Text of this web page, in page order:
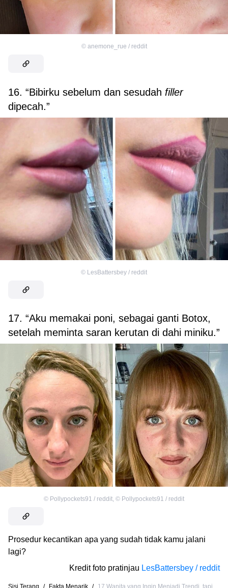
© anemone_rue / reddit
16. “Bibirku sebelum dan sesudah filler
dipecah.”
© LesBattersbey / reddit
17. “Aku memakai poni, sebagai ganti Botox,
setelah meminta saran kerutan di dahi miniku.”
© Pollypockets91 / reddit © Pollypockets91 / reddit
Prosedur kecantikan apa yang sudah tidak kamu jalani
lagi?
Kredit foto pratinjau LesBattersbey / reddit
Sisi Terang / Fakta Menarik / 17 Wanita yang Ingin Menjadi Trendi, tapi